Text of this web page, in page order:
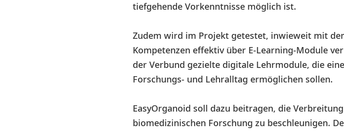
tiefgehende Vorkenntnisse möglich ist.
Zudem wird im Projekt getestet, inwieweit mit
Kompetenzen effektiv über E-Learning-Module
der Verbund gezielte digitale Lehrmodule, die
Forschungs- und Lehralltag ermöglichen sollen.
EasyOrganoid soll dazu beitragen, die
biomedizinischen Forschung zu beschleunigen.